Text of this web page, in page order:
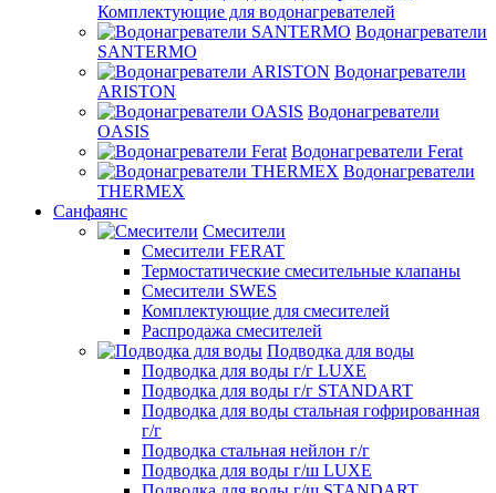
Комплектующие для водонагревателей
Водонагреватели
SANTERMO
Водонагреватели
ARISTON
Водонагреватели
OASIS
Водонагреватели Ferat
Водонагреватели
THERMEX
Санфаянс
Смесители
Смесители FERAT
Термостатические смесительные клапаны
Смесители SWES
Комплектующие для смесителей
Распродажа смесителей
Подводка для воды
Подводка для воды г/г LUXE
Подводка для воды г/г STANDART
Подводка для воды стальная гофрированная
г/г
Подводка стальная нейлон г/г
Подводка для воды г/ш LUXE